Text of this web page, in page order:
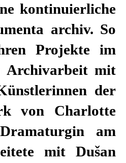
kontinuierliche
archiv. So
Projekte im
Archivarbeit mit
der
von Charlotte
am
mit Dušan